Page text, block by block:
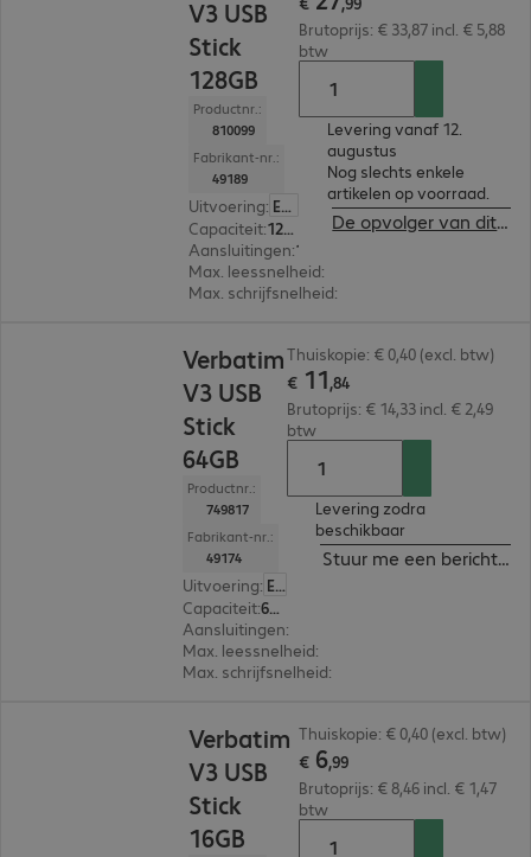
V3 USB
Stick
128GB
Productnr.:
810099
Fabrikant-nr.:
49189
Uitvoering: Europa
Capaciteit:
128 GB
Aansluitingen:
Max. leessnelheid:
Max. schrijfsnelheid:
Brutoprijs: € 33,87 incl. € 5,88
btw
Levering vanaf 12.
augustus
Nog slechts enkele
artikelen op voorraad.
De opvolger van dit product bekijken
Verbatim
V3 USB
Stick
64GB
Productnr.:
749817
Fabrikant-nr.:
49174
Uitvoering: Europa
Capaciteit: 64 GB
Aansluitingen:
Max. leessnelheid:
Max. schrijfsnelheid:
Thuiskopie: € 0,40 (excl. btw)
€ 11,84
Brutoprijs: € 14,33 incl. € 2,49
btw
Levering zodra
beschikbaar
Stuur me een bericht
Verbatim
V3 USB
Stick
16GB
Thuiskopie: € 0,40 (excl. btw)
€ 6,99
Brutoprijs: € 8,46 incl. € 1,47
btw